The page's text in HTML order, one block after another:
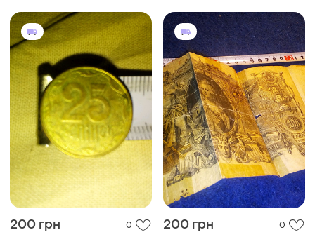
200 грн 0 200 грн 0